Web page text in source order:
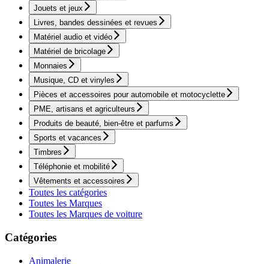
Jouets et jeux
Livres, bandes dessinées et revues
Matériel audio et vidéo
Matériel de bricolage
Monnaies
Musique, CD et vinyles
Pièces et accessoires pour automobile et motocyclette
PME, artisans et agriculteurs
Produits de beauté, bien-être et parfums
Sports et vacances
Timbres
Téléphonie et mobilité
Vêtements et accessoires
Toutes les catégories
Toutes les Marques
Toutes les Marques de voiture
Catégories
Animalerie